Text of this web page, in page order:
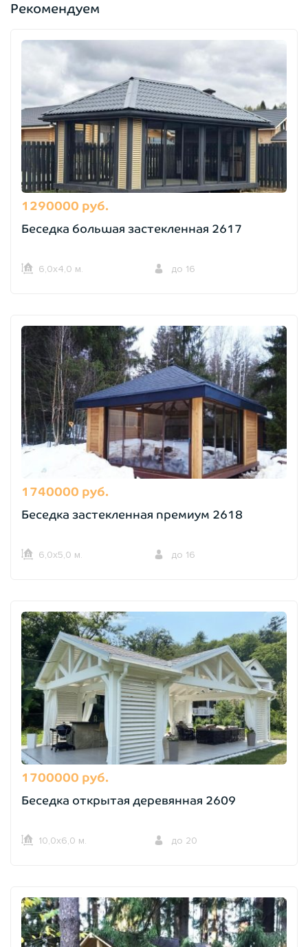
Рекомендуем
1290000 руб.
Беседка большая застекленная 2617
6,0х4,0 м. до 16
1740000 руб.
Беседка застекленная премиум 2618
6,0х5,0 м. до 16
1700000 руб.
Беседка открытая деревянная 2609
10,0х6,0 м. до 20